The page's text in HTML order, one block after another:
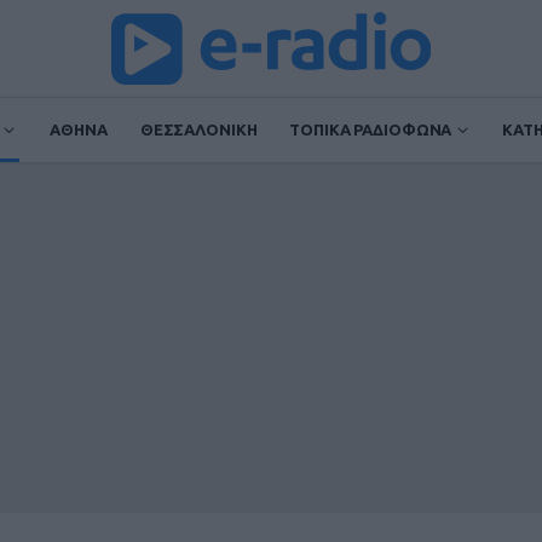
ΑΘΗΝΑ ΘΕΣΣΑΛΟΝΙΚΗ ΤΟΠΙΚΑ ΡΑΔΙΟΦΩΝΑ